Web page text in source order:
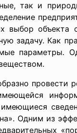
так и
выбор объекта
задачу. Как
параметры.
провести
Одним из